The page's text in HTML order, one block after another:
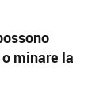
minare la